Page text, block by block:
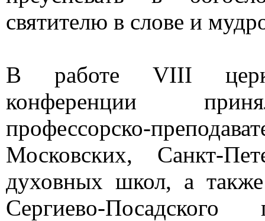
святителю в слове и
В работе VIII
конференции
профессорско-
Московских, Санкт-
духовных школ, а
Сергиево-Посадского